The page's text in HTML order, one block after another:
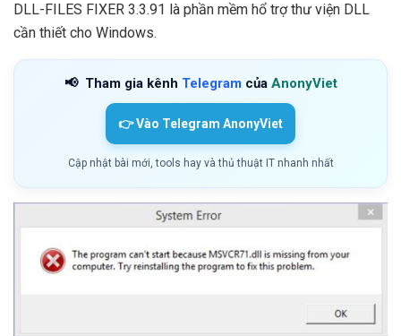
DLL-FILES FIXER 3.3.91 là phần mềm hổ trợ thư viện DLL
cần thiết cho Windows.
📢 Tham gia kênh Telegram của AnonyViet
👉 Vào Telegram AnonyViet
Cập nhật bài mới, tools hay và thủ thuật IT nhanh nhất